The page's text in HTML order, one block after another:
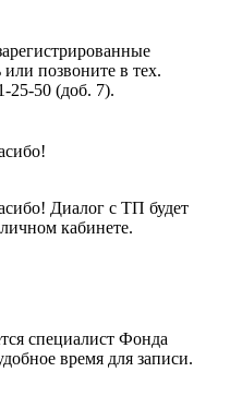
или позвоните в тех.
25-50 (доб. 7).
Диалог с ТП будет
кабинете.
специалист Фонда
время для записи.